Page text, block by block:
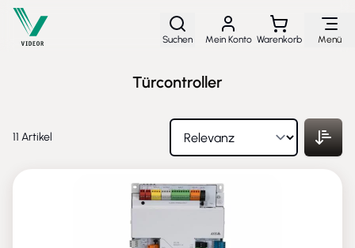
Direkt zum Inhalt
Suchen Mein Konto Warenkorb Menü
Türcontroller
11 Artikel